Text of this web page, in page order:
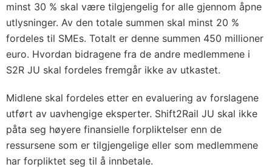
minst 30 % skal være tilgjengelig for alle gjennom åpne
utlysninger. Av den totale summen skal minst 20 %
fordeles til SMEs. Totalt er denne summen 450 millioner
euro. Hvordan bidragene fra de andre medlemmene i
S2R JU skal fordeles fremgår ikke av utkastet.
Midlene skal fordeles etter en evaluering av forslagene
utført av uavhengige eksperter. Shift2Rail JU skal ikke
påta seg høyere finansielle forpliktelser enn de
ressursene som er tilgjengelige eller som medlemmene
har forpliktet seg til å innbetale.